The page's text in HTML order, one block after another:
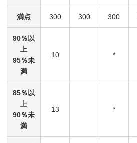
満点 300 300 300
90％以
上
95％未
満
10 *
85％以
上
90％未
満
13 *